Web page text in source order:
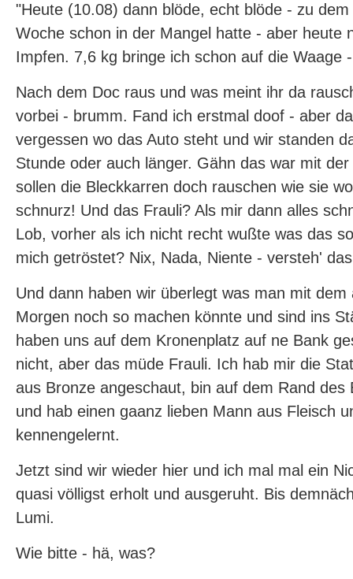
"Heute (10.08) dann blöde, echt blöde - zu
Woche schon in der Mangel hatte - aber heute
Impfen. 7,6 kg bringe ich schon auf die Waage
Nach dem Doc raus und was meint ihr da
vorbei - brumm. Fand ich erstmal doof - aber
vergessen wo das Auto steht und wir standen
Stunde oder auch länger. Gähn das war mit
sollen die Bleckkarren doch rauschen wie sie
schnurz! Und das Frauli? Als mir dann alles
Lob, vorher als ich nicht recht wußte was das
mich getröstet? Nix, Nada, Niente - versteh'
Und dann haben wir überlegt was man mit dem
Morgen noch so machen könnte und sind ins
haben uns auf dem Kronenplatz auf ne Bank
nicht, aber das müde Frauli. Ich hab mir die
aus Bronze angeschaut, bin auf dem Rand des
und hab einen gaanz lieben Mann aus Fleisch
kennengelernt.
Jetzt sind wir wieder hier und ich mal mal ein
quasi völligst erholt und ausgeruht. Bis
Lumi.
Wie bitte - hä, was?